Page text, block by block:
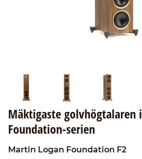
Mäktigaste golvhögtalaren i
Foundation-serien
Martin Logan Foundation F2